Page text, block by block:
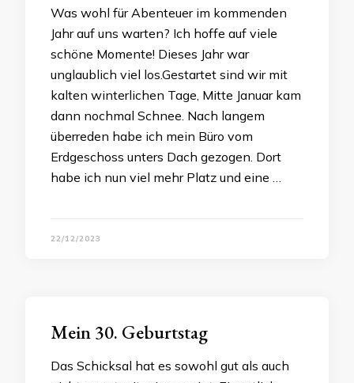
Was wohl für Abenteuer im kommenden
Jahr auf uns warten? Ich hoffe auf viele
schöne Momente! Dieses Jahr war
unglaublich viel los.Gestartet sind wir mit
kalten winterlichen Tage, Mitte Januar kam
dann nochmal Schnee. Nach langem
überreden habe ich mein Büro vom
Erdgeschoss unters Dach gezogen. Dort
habe ich nun viel mehr Platz und eine …
22/12/2023
Mein 30. Geburtstag
Das Schicksal hat es sowohl gut als auch